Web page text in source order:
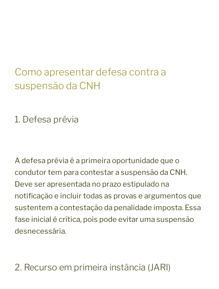
Como apresentar defesa contra a
suspensão da CNH
1. Defesa prévia
A defesa prévia é a primeira oportunidade que o
condutor tem para contestar a suspensão da CNH.
Deve ser apresentada no prazo estipulado na
notificação e incluir todas as provas e argumentos que
sustentem a contestação da penalidade imposta. Essa
fase inicial é crítica, pois pode evitar uma suspensão
desnecessária.
2. Recurso em primeira instância (JARI)